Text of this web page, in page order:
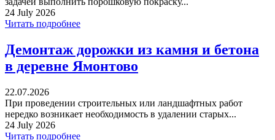
24 July 2026
Читать подробнее
Демонтаж дорожки из камня и бетона
в деревне Ямонтово
22.07.2026
При проведении строительных или ландшафтных работ
нередко возникает необходимость в удалении старых...
24 July 2026
Читать подробнее